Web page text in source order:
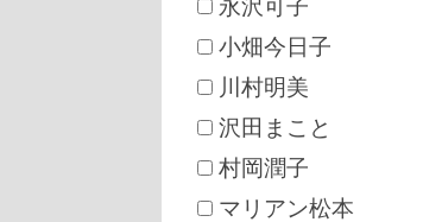
永沢可子
小畑今日子
川村明美
沢田まこと
村岡潤子
マリアン松本